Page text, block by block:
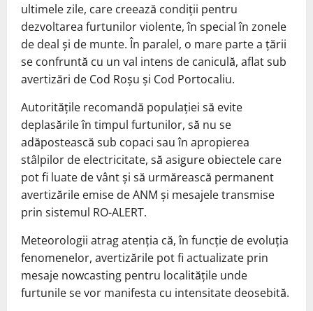
ultimele zile, care creează condiții pentru
dezvoltarea furtunilor violente, în special în zonele
de deal și de munte. În paralel, o mare parte a țării
se confruntă cu un val intens de caniculă, aflat sub
avertizări de Cod Roșu și Cod Portocaliu.
Autoritățile recomandă populației să evite
deplasările în timpul furtunilor, să nu se
adăpostească sub copaci sau în apropierea
stâlpilor de electricitate, să asigure obiectele care
pot fi luate de vânt și să urmărească permanent
avertizările emise de ANM și mesajele transmise
prin sistemul RO-ALERT.
Meteorologii atrag atenția că, în funcție de evoluția
fenomenelor, avertizările pot fi actualizate prin
mesaje nowcasting pentru localitățile unde
furtunile se vor manifesta cu intensitate deosebită.